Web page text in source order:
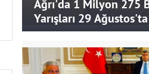
Ağrı'da 1 Milyon 275
Yarışları 29